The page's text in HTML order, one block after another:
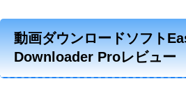
動画ダウンロードソフト
Downloader Proレビュー